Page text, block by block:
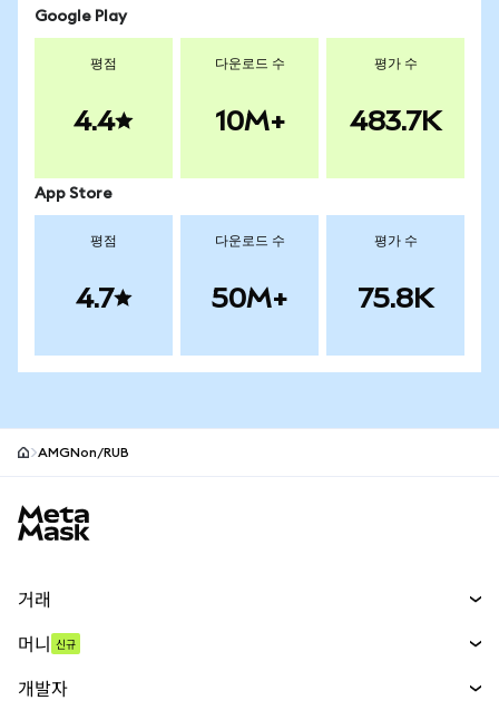
Google Play
평점
4.4
다운로드 수
10M+
평가 수
483.7K
App Store
평점
4.7
다운로드 수
50M+
평가 수
75.8K
AMGNon/RUB
거래
무기한 선물
머니 신규
개발자